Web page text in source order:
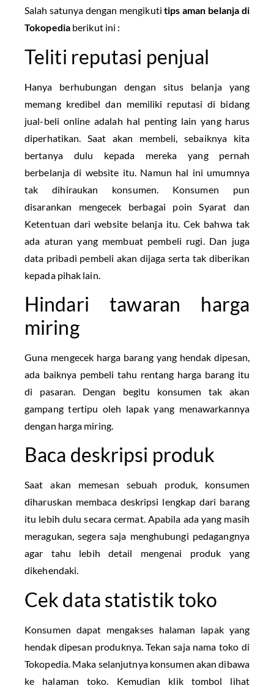
Salah satunya dengan mengikutitips aman belanja di
Tokopediaberikut ini :
Teliti reputasi penjual
Hanya berhubungan dengan situs belanja yang
memang kredibel dan memiliki reputasi di bidang
jual-beli online adalah hal penting lain yang harus
diperhatikan. Saat akan membeli, sebaiknya kita
bertanya dulu kepada mereka yang pernah
berbelanja di website itu. Namun hal ini umumnya
tak dihiraukan konsumen. Konsumen pun
disarankan mengecek berbagai poin Syarat dan
Ketentuan dari website belanja itu. Cek bahwa tak
ada aturan yang membuat pembeli rugi. Dan juga
data pribadi pembeli akan dijaga serta tak diberikan
kepada pihak lain.
Hindari tawaran harga
miring
Guna mengecek harga barang yang hendak dipesan,
ada baiknya pembeli tahu rentang harga barang itu
di pasaran. Dengan begitu konsumen tak akan
gampang tertipu oleh lapak yang menawarkannya
dengan harga miring.
Baca deskripsi produk
Saat akan memesan sebuah produk, konsumen
diharuskan membaca deskripsi lengkap dari barang
itu lebih dulu secara cermat. Apabila ada yang masih
meragukan, segera saja menghubungi pedagangnya
agar tahu lebih detail mengenai produk yang
dikehendaki.
Cek data statistik toko
Konsumen dapat mengakses halaman lapak yang
hendak dipesan produknya. Tekan saja nama toko di
Tokopedia. Maka selanjutnya konsumen akan dibawa
ke halaman toko. Kemudian klik tombol lihat